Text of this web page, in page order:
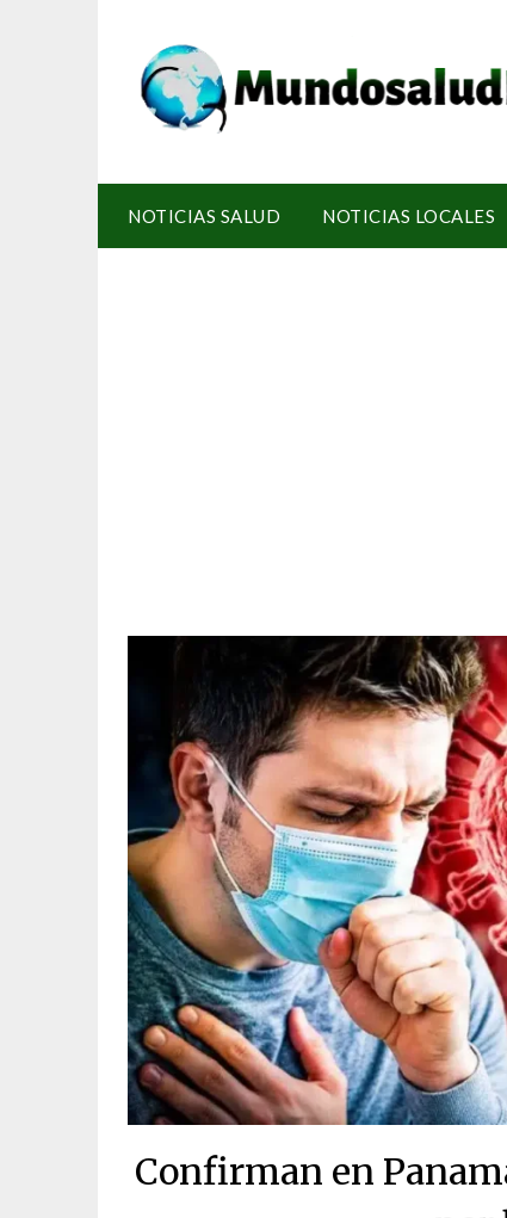
NOTICIAS SALUD NOTICIAS LOCALES
Confirman en